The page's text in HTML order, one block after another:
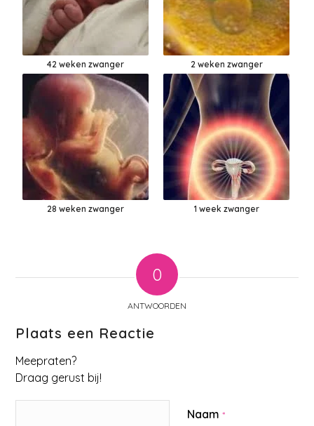
42 weken zwanger 2 weken zwanger
28 weken zwanger 1 week zwanger
0
ANTWOORDEN
Plaats een Reactie
Meepraten?
Draag gerust bij!
Naam*